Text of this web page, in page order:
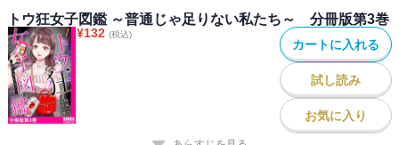
トウ狂女子図鑑 ～普通じゃ足りない私たち～ 分冊版第3巻
¥132 (税込)
カートに入れる
試し読み
お気に入り